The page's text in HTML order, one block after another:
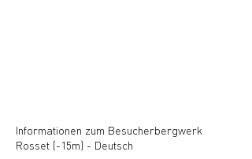
Informationen zum Besucherbergwerk
Rosset (-15m) - Deutsch